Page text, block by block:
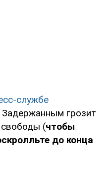
службе
грозит
(чтобы
до конца